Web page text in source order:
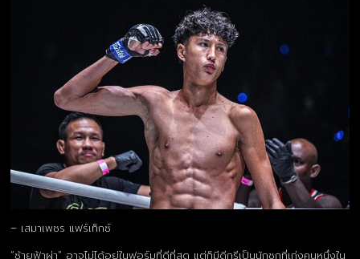
– เสมาเพชร แฟร์เท็กซ์
“ซ้ายฟ้าผ่า” อาจไม่ได้อยู่ในฟอร์มที่ดีที่สุด แต่ก็มีดีกรีเป็นนักชกที่เก่งคนหนึ่งใน